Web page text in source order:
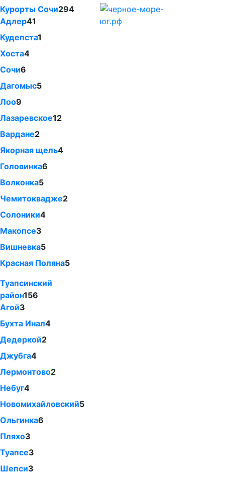
Курорты Сочи294
Адлер41
Кудепста1
Хоста4
Сочи6
Дагомыс5
Лоо9
Лазаревское12
Вардане2
Якорная щель4
Головинка6
Волконка5
Чемитоквадже2
Солоники4
Макопсе3
Вишневка5
Красная Поляна5
Туапсинский
район156
Агой3
Бухта Инал4
Дедеркой2
Джубга4
Лермонтово2
Небуг4
Новомихайловский5
Ольгинка6
Пляхо3
Туапсе3
Шепси3